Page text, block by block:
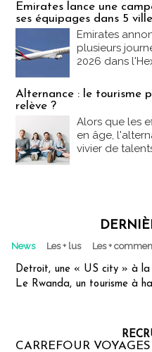
Emirates lance une
ses équipages dans 5
Emirates
plusieurs
2026 dans
Alternance : le tourisme
relève ?
Alors que les
en âge,
vivier de
News Les + lus Les +
Detroit, une « US city » à la
Le Rwanda, un tourisme à
CARREFOUR VOYAGES